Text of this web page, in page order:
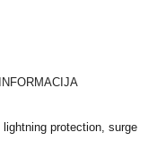
protection, surge